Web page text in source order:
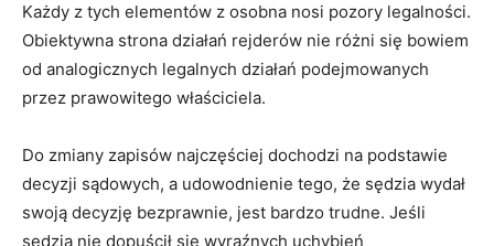
Każdy z tych elementów z osobna nosi pozory legalności.
Obiektywna strona działań rejderów nie różni się bowiem
od analogicznych legalnych działań podejmowanych
przez prawowitego właściciela.
Do zmiany zapisów najczęściej dochodzi na podstawie
decyzji sądowych, a udowodnienie tego, że sędzia wydał
swoją decyzję bezprawnie, jest bardzo trudne. Jeśli
sędzia nie dopuścił się wyraźnych uchybień